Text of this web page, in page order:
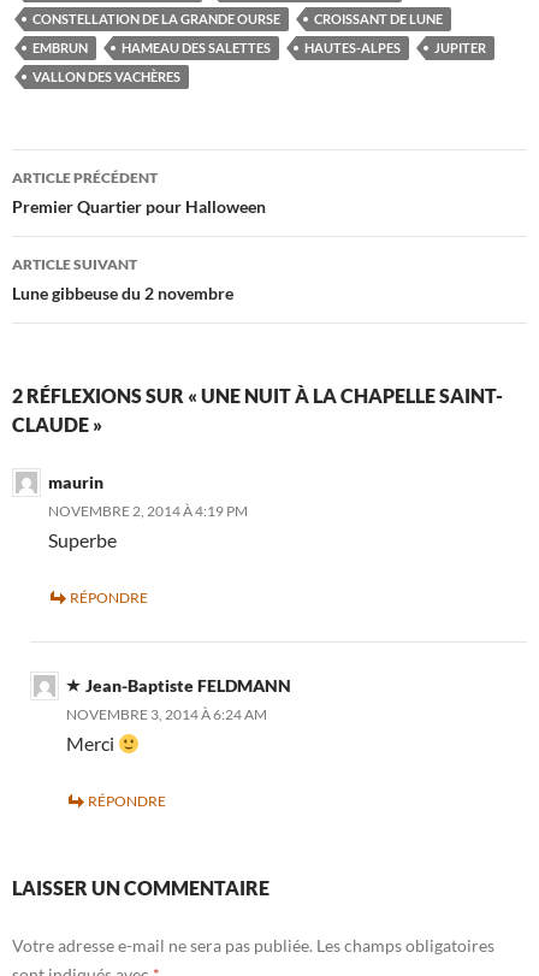
CONSTELLATION DE LA GRANDE OURSE
CROISSANT DE LUNE
EMBRUN
HAMEAU DES SALETTES HAUTES-ALPES
JUPITER
VALLON DES VACHÈRES
Navigation
des
articles
ARTICLE PRÉCÉDENT
Premier Quartier pour Halloween
ARTICLE SUIVANT
Lune gibbeuse du 2 novembre
2 RÉFLEXIONS SUR « UNE NUIT À LA CHAPELLE SAINT-
CLAUDE »
maurin
NOVEMBRE 2, 2014 À 4:19 PM
Superbe
RÉPONDRE
Jean-Baptiste FELDMANN
NOVEMBRE 3, 2014 À 6:24 AM
Merci
RÉPONDRE
LAISSER UN COMMENTAIRE
Votre adresse e-mail ne sera pas publiée. Les champs obligatoires